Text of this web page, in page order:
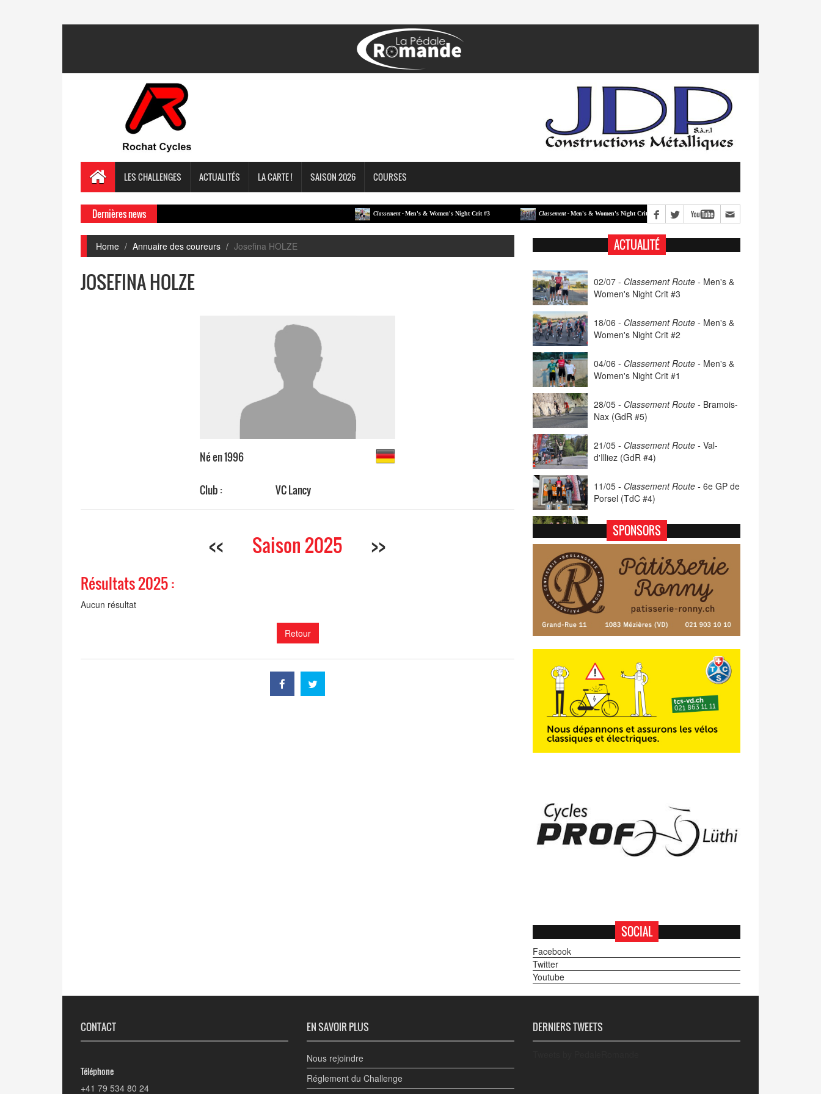
LES CHALLENGES ACTUALITÉS LA CARTE ! SAISON 2026 COURSES
Dernières news Classement -Men's & Women's Night Crit #3 Classement -Men's & Women's Night Crit #2 Classement - Men's & Women's Night Crit #1
Home Annuaire des coureurs Josefina HOLZE
JOSEFINA HOLZE
Né en 1996
Club : VC Lancy
<< Saison 2025 >>
Résultats 2025 :
Aucun résultat
Retour
ACTUALITÉ
02/07 - Classement Route - Men's &
Women's Night Crit #3
18/06 - Classement Route - Men's &
Women's Night Crit #2
04/06 - Classement Route - Men's &
Women's Night Crit #1
28/05 - Classement Route - Bramois-
Nax (GdR #5)
21/05 - Classement Route - Val-
d'Illiez (GdR #4)
11/05 - Classement Route - 6e GP de
Porsel (TdC #4)
07/05 -Classement Route -Blonay-
Les Pléiades (GdR #3)
23/04 -Classement Route -4e Pringy
- Moléson (TdC #3)
14/04 - Photos -Les photos du 5e GP
de Semsales
14/04 -Classement Route -5e GP de
Semsales (TdC #2)
SPONSORS
SOCIAL
Facebook
Twitter
Youtube
CONTACT
Téléphone
+41 79 534 80 24
EN SAVOIR PLUS
Nous rejoindre
Réglement du Challenge
DERNIERS TWEETS